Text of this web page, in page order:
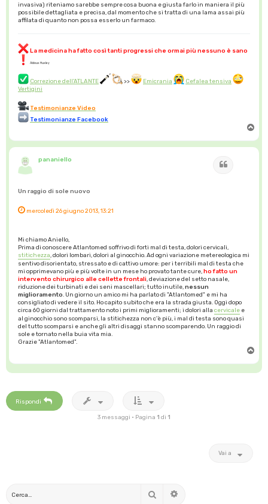
invasiva) riteniamo sarebbe sempre cosa buona e giusta farlo in maniera il più
possibile dettagliata e precisa, dal momento che si tratta di una lama assai più
affilata di quanto non possa esserlo un farmaco.
La medicina ha fatto così tanti progressi che ormai più nessuno è sano
Aldous Huxley
Correzione dell'ATLANTE >> Emicrania
Cefalea tensiva
Vertigini
Testimonianze Video
Testimonianze Facebook
p
pananiello
Un raggio di sole nuovo
mercoledì 26 giugno 2013, 13:21
Mi chiamo Aniello,
Prima di conoscere Atlantomed soffrivo di forti mal di testa, dolori cervicali,
stitichezza, dolori lombari, dolori al ginocchio. Ad ogni variazione metereologica mi
sentivo disorientato, stressato e di cattivo umore: per i terribili mal di testa che
mi opprimevano più e più volte in un mese ho provato tante cure,ho fatto un
intervento chirurgico alle cellette frontali, deviazione del setto nasale,
riduzione dei turbinati e dei seni mascellari; tutto inutile,nessun
miglioramento. Un giorno un amico mi ha parlato di "Atlantomed" e mi ha
consigliato di vedere il sito. Ho capito subito che era la strada giusta. Oggi dopo
circa 60 giorni dal trattamento noto i primi miglioramenti; i dolori alla cervicale e
al ginocchio sono scomparsi, la stitichezza non c'è più, i mal di testa sono quasi
del tutto scomparsi e anche gli altri disaggi stanno scomparendo. Un raggio di
sole e tornato nella buia vita mia.
Grazie "Atlantomed".
p
Rispondi
3 messaggi • Pagina 1 di 1
Vai a
Cerca